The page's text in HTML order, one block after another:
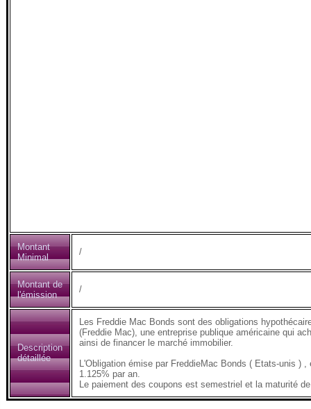
Montant
Minimal
/
Montant de
l'émission
/
Description
détaillée
Les Freddie Mac Bonds sont des obligations
(Freddie Mac), une entreprise publique américaine qui
ainsi de financer le marché immobilier.
L'Obligation émise par FreddieMac Bonds ( Etats-unis )
1.125% par an.
Le paiement des coupons est semestriel et la maturité